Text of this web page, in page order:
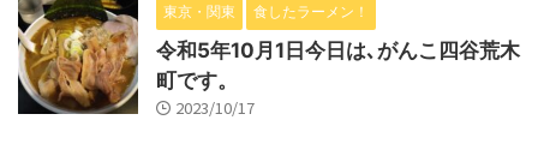
東京・関東 食したラーメン！
令和5年10月1日今日は､がんこ四谷荒木
町です。
2023/10/17